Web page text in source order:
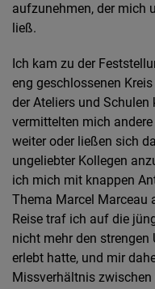
aufzunehmen, der mich
ließ.
Ich kam zu der
eng geschlossenen
der Ateliers und
vermittelten mich
weiter oder ließen sich
ungeliebter Kollegen
ich mich mit knappen
Thema Marcel Marceau
Reise traf ich auf die
nicht mehr den strengen
erlebt hatte, und mir
Missverhältnis